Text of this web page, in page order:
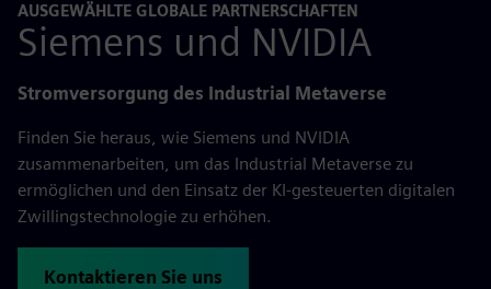
AUSGEWÄHLTE GLOBALE PARTNERSCHAFTEN
Siemens und NVIDIA
Stromversorgung des Industrial Metaverse
Finden Sie heraus, wie Siemens und NVIDIA
zusammenarbeiten, um das Industrial Metaverse zu
ermöglichen und den Einsatz der KI-gesteuerten digitalen
Zwillingstechnologie zu erhöhen.
Kontaktieren Sie uns